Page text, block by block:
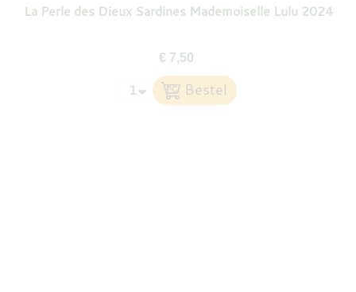
La Perle des Dieux Sardines Mademoiselle Lulu 2024
€ 7,50